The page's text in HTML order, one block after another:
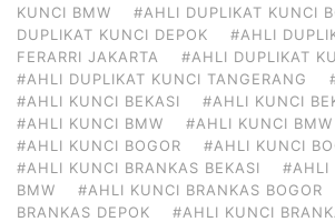
KUNCI BMW
#AHLI DUPLIKAT KUNCI
DUPLIKAT KUNCI DEPOK
#AHLI
FERARRI JAKARTA
#AHLI DUPLIKAT
#AHLI DUPLIKAT KUNCI TANGERANG
#AHLI KUNCI BEKASI
#AHLI KUNCI
#AHLI KUNCI BMW
#AHLI KUNCI BMW
#AHLI KUNCI BOGOR
#AHLI KUNCI
#AHLI KUNCI BRANKAS BEKASI
#AHLI
BMW
#AHLI KUNCI BRANKAS BOGOR
BRANKAS DEPOK
#AHLI KUNCI